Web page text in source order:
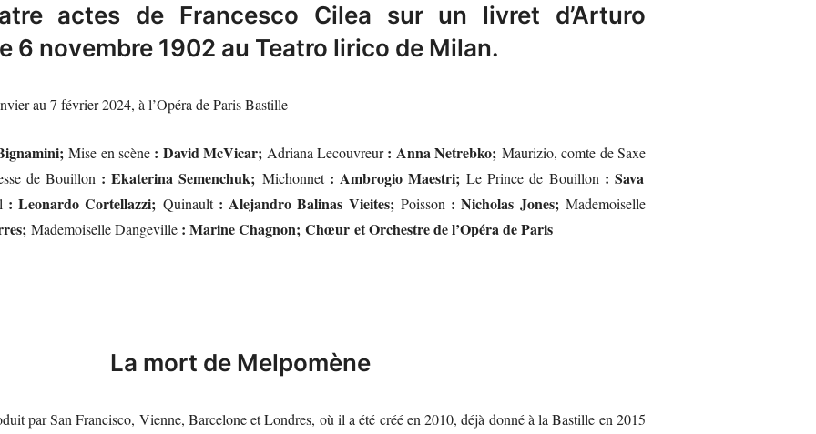
actes de Francesco Cilea sur un livret d’Arturo
6 novembre 1902 au Teatro lirico de Milan.
au 7 février 2024, à l’Opéra de Paris Bastille
Mise en scène: David McVicar; Adriana Lecouvreur: Anna Netrebko; Maurizio, comte de Saxe
de Bouillon: Ekaterina Semenchuk; Michonnet : Ambrogio Maestri;Le Prince de Bouillon: Sava
: Leonardo Cortellazzi; Quinault: Alejandro Balinas Vieites; Poisson : Nicholas Jones; Mademoiselle
Mademoiselle Dangeville : Marine Chagnon; Chœur et Orchestre de l’Opéra de Paris
La mort de Melpomène
par San Francisco, Vienne, Barcelone et Londres, où il a été créé en 2010, déjà donné à la Bastille en 2015